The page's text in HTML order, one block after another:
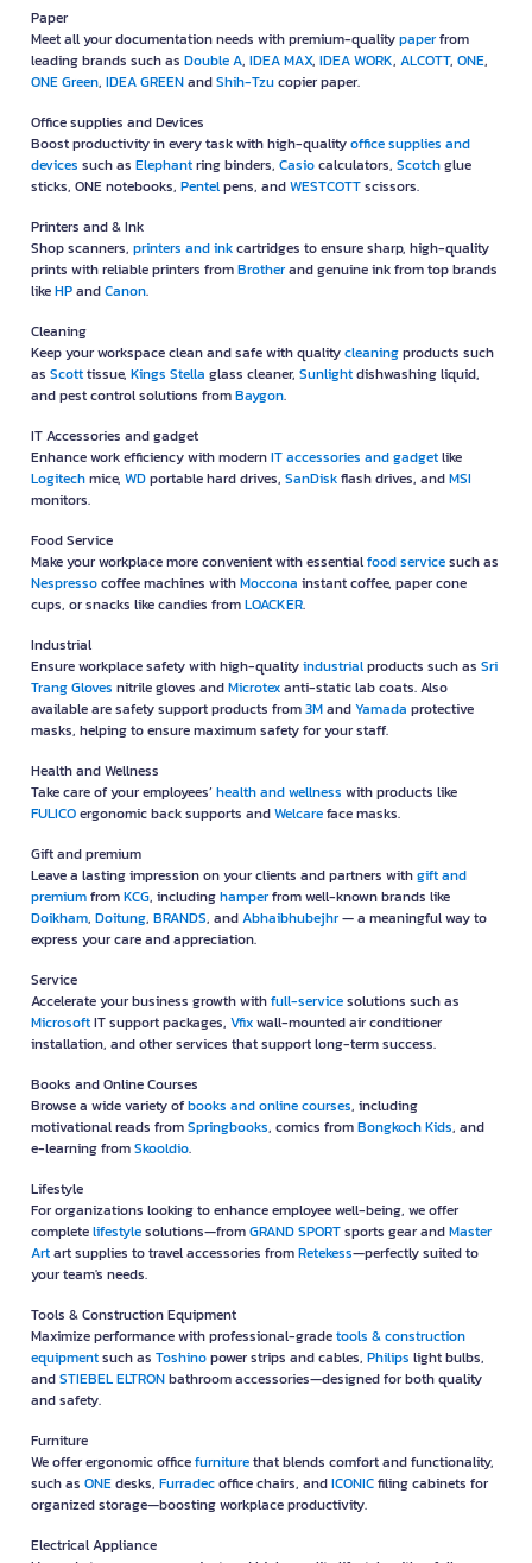
performance.
Ink Cartridges
Ink cartridges are designed for compatible inkjet printers and
configurations. Always confirm the cartridge number and
estimated page yield to ensure compatibility with your printer.
Toner cartridges contain fine toner powder for laser printers and
are available in both standard-yield and high-yield versions.
High-capacity toner cartridges are ideal for businesses with
heavy printing requirements and lower cost per page.
Dot Matrix Ribbons & Ribbon Refills
Designed for impact printers, ribbon cartridges transfer ink
onto paper using print pins. Replace the ribbon when printed
Label Printer Tapes
Label tapes are available in multiple widths, colors, adhesive
strengths, and materials for organizing files, office equipment,
shelves, storage bins, and inventory. Choose tapes that are
compatible with your label printer and intended application.
Choosing the Right Printer for Your
Printing Needs
Home & Home Office
If you print occasionally and require color output, an inkjet
printer or compact all-in-one printer is an excellent choice.
Look for models that support Wi-Fi connectivity, mobile
printing, scanning, and copying for greater convenience.
Small Offices & SMEs
ink tank printers and laser printers based on cost per page,
print speed, automatic duplex printing, and the manufacturer's
recommended monthly print volume.
Medium to Large Businesses
Organizations with multiple users should consider network-
ready laser printers or multifunction printers equipped with
large paper trays, automatic document feeders (ADF), high
monthly duty cycles, and print security features to improve
Retail Stores, Warehouses & E-commerce
Businesses
Label printers and barcode printers help streamline inventory
management, shipping, order fulfillment, and product labeling.
Ensure compatibility with your POS system, warehouse
management software, computer, or mobile devices before
purchasing.
Accounting & Multi-Part Forms
Dot matrix printers remain the preferred solution for printing
continuous forms, invoices, delivery notes, receipts, and tax
documents requiring duplicate or triplicate copies. Compare
print head specifications, paper width support, and compatible
continuous forms before selecting a model.
How to Choose a Cost-Effective Printer
Estimate your monthly print volume:Choose a printer that
operating near its maximum monthly duty cycle.
Paper
Meet all your documentation needs with premium-qualitypaperfrom
leading brands such as Double A, IDEA MAX, IDEA WORK, ALCOTT, ONE,
ONE Green, IDEA GREENandShih-Tzucopier paper.
Office supplies and Devices
Boost productivity in every task with high-qualityoffice supplies and
devices such as Elephantring binders, Casiocalculators, Scotchglue
sticks, ONE notebooks, Pentelpens, andWESTCOTTscissors.
Printers and & Ink
Shop scanners, printers and inkcartridges to ensure sharp, high-quality
prints with reliable printers fromBrotherand genuine ink from top brands
likeHPandCanon.
Cleaning
Keep your workspace clean and safe with qualitycleaningproducts such
as Scotttissue, Kings Stella glass cleaner, Sunlightdishwashing liquid,
and pest control solutions fromBaygon.
IT Accessories and gadget
Enhance work efficiency with modernIT accessories and gadgetlike
Logitechmice, WDportable hard drives, SanDiskflash drives, andMSI
monitors.
Food Service
Make your workplace more convenient with essentialfood servicesuch as
Nespressocoffee machines withMoccona instant coffee, paper cone
cups, or snacks like candies fromLOACKER.
Industrial
Ensure workplace safety with high-qualityindustrialproducts such as Sri
Trang Gloves nitrile gloves andMicrotexanti-static lab coats. Also
available are safety support products from3MandYamada protective
masks, helping to ensure maximum safety for your staff.
Health and Wellness
Take care of your employees’health and wellness with products like
FULICOergonomic back supports andWelcareface masks.
Gift and premium
Leave a lasting impression on your clients and partners withgift and
premiumfromKCG, includinghamperfrom well-known brands like
Doikham, Doitung, BRANDS, andAbhaibhubejhr— a meaningful way to
express your care and appreciation.
Service
Accelerate your business growth withfull-servicesolutions such as
MicrosoftIT support packages, Vfixwall-mounted air conditioner
installation, and other services that support long-term success.
Books and Online Courses
Browse a wide variety ofbooks and online courses, including
motivational reads fromSpringbooks, comics fromBongkoch Kids, and
e-learning fromSkooldio.
Lifestyle
For organizations looking to enhance employee well-being, we offer
completelifestylesolutions—fromGRAND SPORTsports gear andMaster
Artart supplies to travel accessories fromRetekess—perfectly suited to
your team's needs.
Tools & Construction Equipment
Maximize performance with professional-gradetools & construction
equipmentsuch as Toshinopower strips and cables, Philips light bulbs,
andSTIEBEL ELTRONbathroom accessories—designed for both quality
and safety.
Furniture
We offer ergonomic officefurniturethat blends comfort and functionality,
such as ONEdesks, Furradecoffice chairs, andICONICfiling cabinets for
organized storage—boosting workplace productivity.
Electrical Appliance